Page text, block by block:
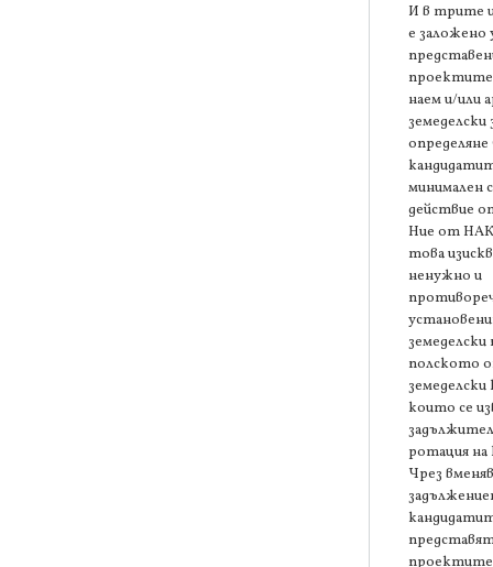
И в трите
е заложено
проектите
наем и/или
земеделски
минимален
действие
Ние от
това
ненужно и
полското
които се
ротация
Чрез
проектите